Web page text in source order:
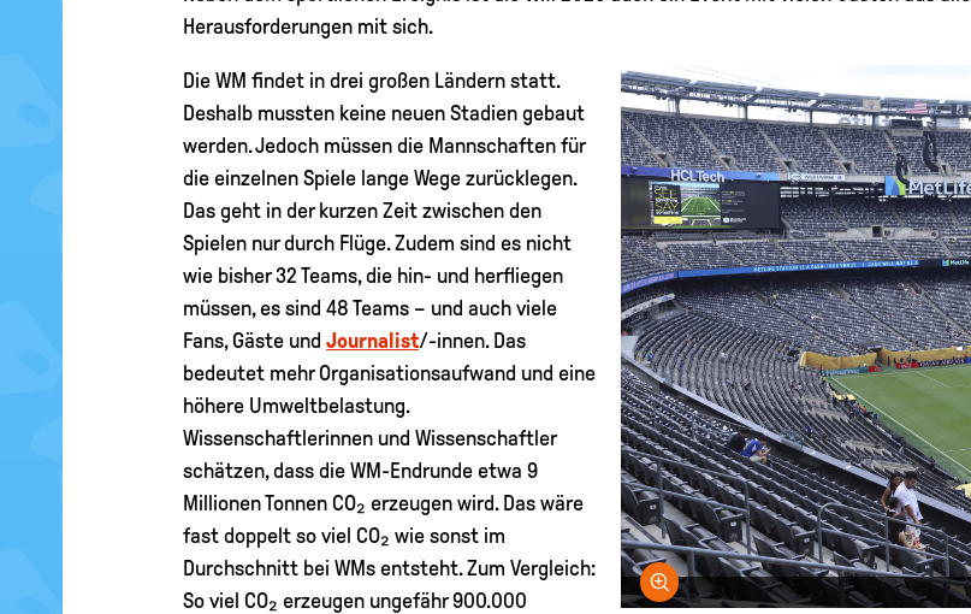
Herausforderungen mit sich.
Bild vergrößern
Die WM findet in drei großen Ländern statt.
Deshalb mussten keine neuen Stadien gebaut
werden. Jedoch müssen die Mannschaften für
die einzelnen Spiele lange Wege zurücklegen.
Das geht in der kurzen Zeit zwischen den
Spielen nur durch Flüge. Zudem sind es nicht
wie bisher 32 Teams, die hin- und herfliegen
müssen, es sind 48 Teams – und auch viele
Fans, Gäste und Journalist/-innen. Das
bedeutet mehr Organisationsaufwand und eine
höhere Umweltbelastung.
Wissenschaftlerinnen und Wissenschaftler
schätzen, dass die WM-Endrunde etwa 9
Millionen Tonnen CO₂ erzeugen wird. Das wäre
fast doppelt so viel CO₂ wie sonst im
Durchschnitt bei WMs entsteht. Zum Vergleich:
So viel CO₂ erzeugen ungefähr 900.000